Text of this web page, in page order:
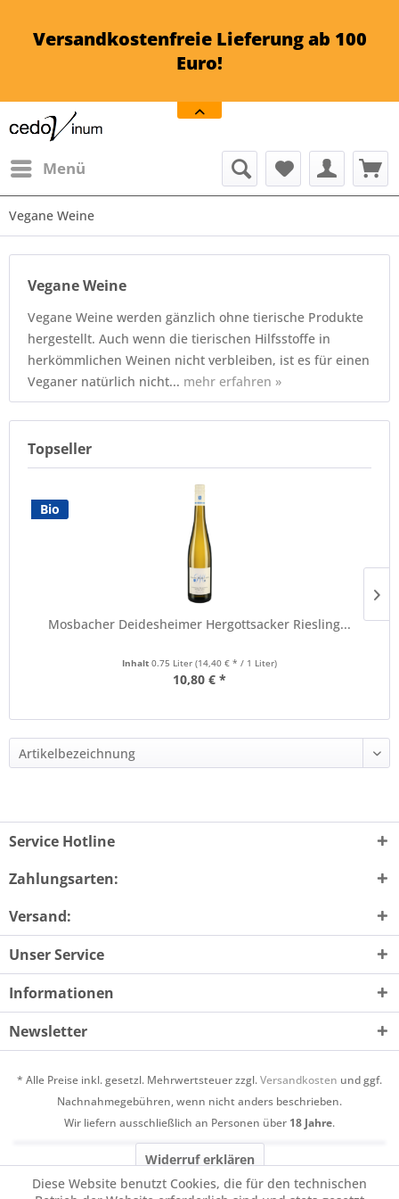
Versandkostenfreie Lieferung ab 100
Euro!
Menü
Vegane Weine
Vegane Weine
Vegane Weine werden gänzlich ohne tierische Produkte
hergestellt. Auch wenn die tierischen Hilfsstoffe in
herkömmlichen Weinen nicht verbleiben, ist es für einen
Veganer natürlich nicht... mehr erfahren »
Topseller
Bio
Mosbacher Deidesheimer Hergottsacker Riesling...
Inhalt 0.75 Liter (14,40 € * / 1 Liter)
10,80 € *
Service Hotline
Zahlungsarten:
Versand:
Unser Service
Informationen
Newsletter
* Alle Preise inkl. gesetzl. Mehrwertsteuer zzgl.Versandkosten und ggf.
Nachnahmegebühren, wenn nicht anders beschrieben.
Wir liefern ausschließlich an Personen über 18 Jahre.
Widerruf erklären
Diese Website benutzt Cookies, die für den technischen